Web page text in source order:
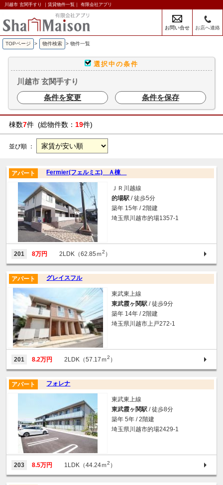
川越市 玄関手すり ｜賃貸物件一覧｜ 有限会社アプリ
お問い合せ お店へ連絡
TOPページ > 物件検索 > 物件一覧
選択中の条件
川越市 玄関手すり
条件を変更
条件を保存
棟数7件 (総物件数： 19件)
並び順 ：
Fermier(フェルミエ) Ａ棟
アパート
ＪＲ川越線
的場駅 / 徒歩5分
築年 15年 / 2階建
埼玉県川越市的場1357-1
201 8万円 2LDK（62.85ｍ2 ）
グレイスフル
アパート
東武東上線
東武霞ヶ関駅 / 徒歩9分
築年 14年 / 2階建
埼玉県川越市上戸272-1
201 8.2万円 2LDK（57.17ｍ2 ）
フォレナ
アパート
東武東上線
東武霞ヶ関駅 / 徒歩8分
築年 5年 / 2階建
埼玉県川越市的場2429-1
203 8.5万円 1LDK（44.24ｍ2 ）